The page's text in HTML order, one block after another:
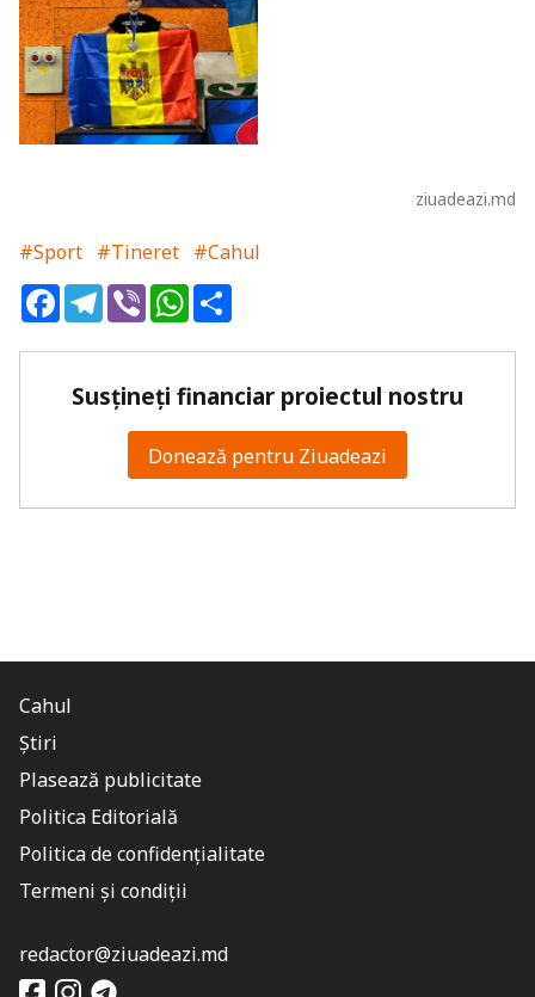
ziuadeazi.md
#Sport #Tineret #Cahul
FacebookTelegram
ViberWhatsApp
Susțineți financiar proiectul nostru
Donează pentru Ziuadeazi
Cahul
Știri
Plasează publicitate
Politica Editorială
Politica de confidențialitate
Termeni și condiții
redactor@ziuadeazi.md